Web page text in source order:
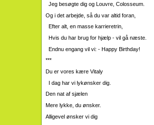
Jeg besøgte dig og Louvre, Colosseum.
Og i det arbejde, så du var altid foran,
Efter alt, en masse karrieretrin,
Hvis du har brug for hjælp - vil gå næste.
Endnu engang vil vi: - Happy Birthday!
***
Du er vores kære Vitaly
I dag har vi lykønsker dig.
Den nat af sjælen
Mere lykke, du ønsker.
Alligevel ønsker vi dig